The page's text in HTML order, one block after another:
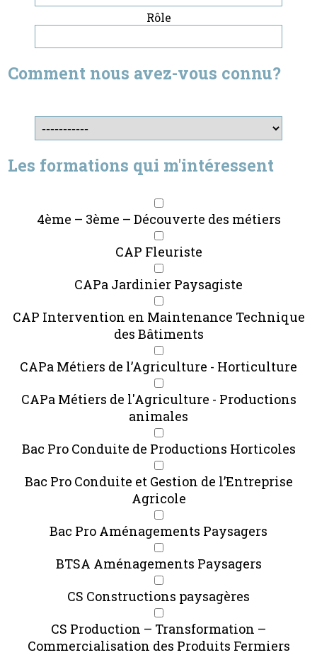
Rôle
Comment nous avez-vous connu?
Les formations qui m'intéressent
4ème – 3ème – Découverte des métiers
CAP Fleuriste
CAPa Jardinier Paysagiste
CAP Intervention en Maintenance Technique
des Bâtiments
CAPa Métiers de l’Agriculture - Horticulture
CAPa Métiers de l'Agriculture - Productions
animales
Bac Pro Conduite de Productions Horticoles
Bac Pro Conduite et Gestion de l’Entreprise
Agricole
Bac Pro Aménagements Paysagers
BTSA Aménagements Paysagers
CS Constructions paysagères
CS Production – Transformation –
Commercialisation des Produits Fermiers